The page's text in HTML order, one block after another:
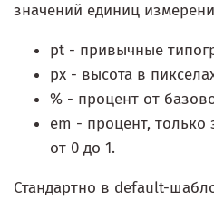
значений единиц
pt - привычные
px - высота в
% - процент от
em - процент,
от 0 до 1.
Стандартно в default-